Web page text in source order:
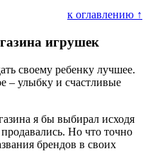
к оглавлению ↑
игрушек
своему ребенку лучшее.
– улыбку и счастливые
я бы выбирал исходя
Но что точно
брендов в своих